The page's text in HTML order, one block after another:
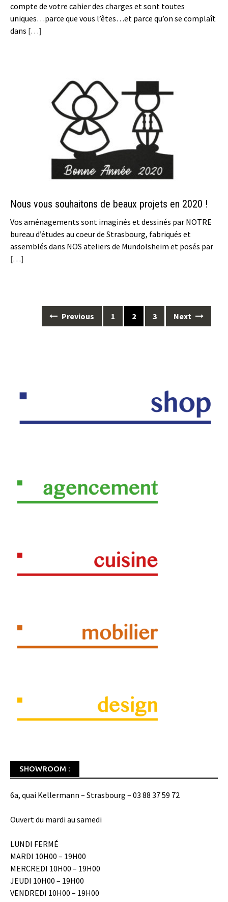
compte de votre cahier des charges et sont toutes
uniques…parce que vous l’êtes…et parce qu’on se complaît
dans […]
Nous vous souhaitons de beaux projets en 2020 !
Vos aménagements sont imaginés et dessinés par NOTRE
bureau d’études au coeur de Strasbourg, fabriqués et
assemblés dans NOS ateliers de Mundolsheim et posés par
[…]
navigation
Previous 1 2 3 Next
SHOWROOM :
6a, quai Kellermann – Strasbourg – 03 88 37 59 72
Ouvert du mardi au samedi
LUNDI FERMÉ
MARDI 10H00 – 19H00
MERCREDI 10H00 – 19H00
JEUDI 10H00 – 19H00
VENDREDI 10H00 – 19H00